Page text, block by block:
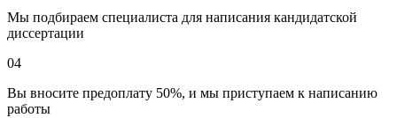
Мы подбираем специалиста для написания кандидатской
диссертации
04
Вы вносите предоплату 50%, и мы приступаем к написанию
работы